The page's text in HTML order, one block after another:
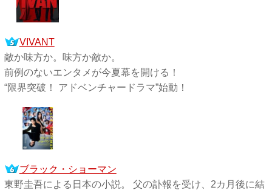
VIVANT
敵か味方か。味方か敵か。
前例のないエンタメが今夏幕を開ける！
“限界突破！ アドベンチャードラマ”始動！
ブラック・ショーマン
東野圭吾による日本の小説。 父の訃報を受け、2カ月後に結